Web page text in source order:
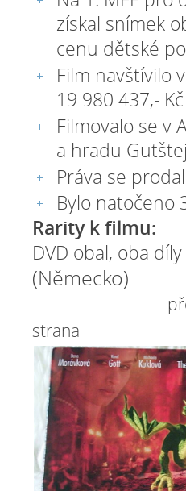
získal snímek
cenu dětské
Film navštívilo
19 980 437,- Kč
Filmovalo se v
a hradu
Práva se
Bylo natočeno
Rarity k filmu:
DVD obal, oba
(Německo)
strana